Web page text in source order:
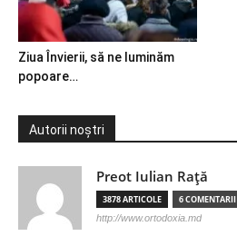
Ziua Învierii, să ne luminăm
popoare…
Autorii noștri
Preot Iulian Raţă
3878 ARTICOLE 6 COMENTARII
http://www.ortodoxia.md